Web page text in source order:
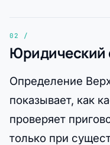
Юридический
Определение
показывает, как
проверяет
только при